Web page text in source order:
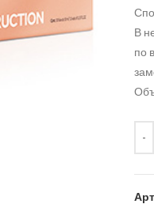
В
по